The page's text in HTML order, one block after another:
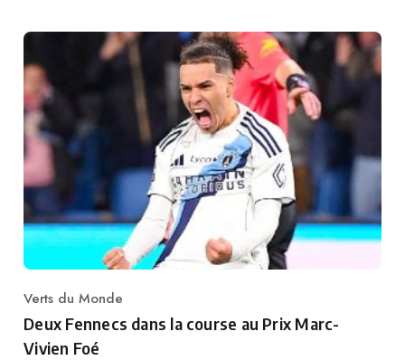
Category
Verts du Monde
Deux Fennecs dans la course au Prix Marc-
Vivien Foé